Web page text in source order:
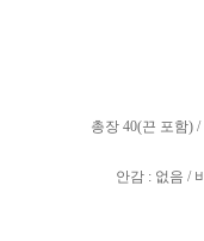
총장 40(끈 포함) /
안감 : 없음 /